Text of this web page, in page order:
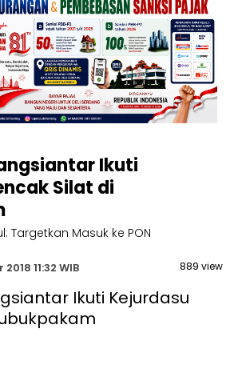
Ikuti
Silat di
Targetkan Masuk ke PON
11:32 WIB 889 view